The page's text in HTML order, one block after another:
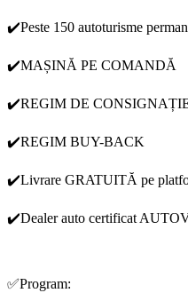
✔️Peste 150 autoturisme
✔️MAȘINĂ PE COMANDĂ
✔️REGIM DE
✔️REGIM BUY-BACK
✔️Livrare GRATUITĂ pe
✔️Dealer auto certificat
✅Program: